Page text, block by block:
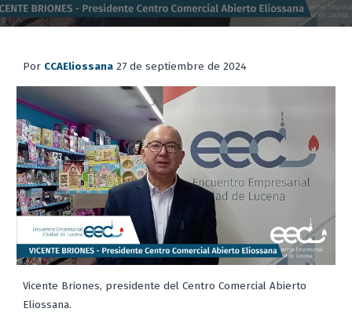
Por CCAEliossana 27 deseptiembre de 2024
Vicente Briones, presidente del Centro Comercial Abierto
Eliossana.